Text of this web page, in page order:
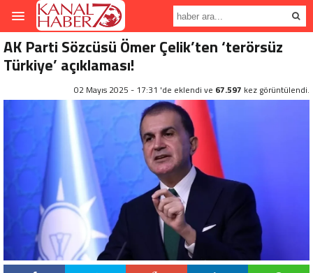
AK Parti Sözcüsü Ömer Çelik’ten ‘terörsüz
Türkiye’ açıklaması!
02 Mayıs 2025 - 17:31 'de eklendi ve 67.597 kez görüntülendi.